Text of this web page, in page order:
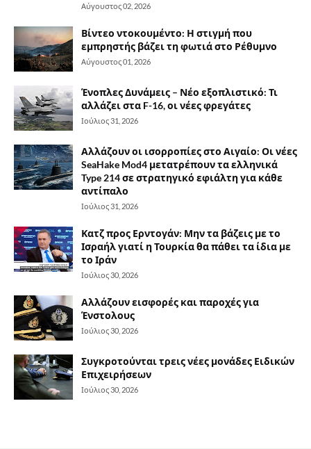
Αύγουστος 02, 2026
Βίντεο ντοκουμέντο: Η στιγμή που
εμπρηστής βάζει τη φωτιά στο Ρέθυμνο
Αύγουστος 01, 2026
Ένοπλες Δυνάμεις – Νέο εξοπλιστικό: Τι
αλλάζει στα F-16, οι νέες φρεγάτες
Ιούλιος 31, 2026
Αλλάζουν οι ισορροπίες στο Αιγαίο: Οι νέες
SeaHake Mod4 μετατρέπουν τα ελληνικά
Type 214 σε στρατηγικό εφιάλτη για κάθε
αντίπαλο
Ιούλιος 31, 2026
Κατζ προς Ερντογάν: Μην τα βάζεις με το
Ισραήλ γιατί η Τουρκία θα πάθει τα ίδια με
το Ιράν
Ιούλιος 30, 2026
Αλλάζουν εισφορές και παροχές για
Ένστολους
Ιούλιος 30, 2026
Συγκροτούνται τρεις νέες μονάδες Ειδικών
Επιχειρήσεων
Ιούλιος 30, 2026